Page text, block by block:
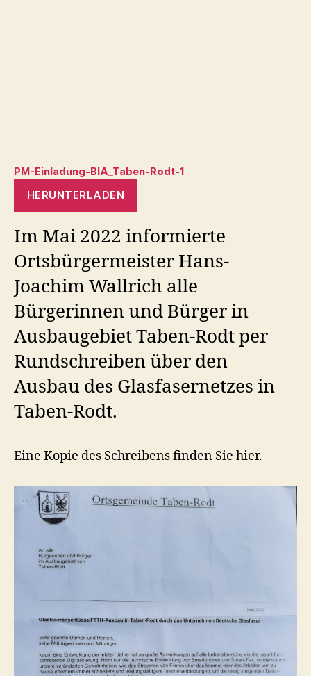
PM-Einladung-BIA_Taben-Rodt-1
HERUNTERLADEN
Im Mai 2022 informierte
Ortsbürgermeister Hans-
Joachim Wallrich alle
Bürgerinnen und Bürger in
Ausbaugebiet Taben-Rodt per
Rundschreiben über den
Ausbau des Glasfasernetzes in
Taben-Rodt.
Eine Kopie des Schreibens finden Sie hier.